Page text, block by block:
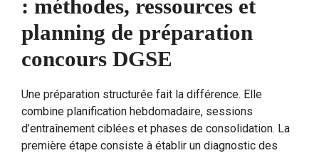
: méthodes, ressources et
planning de préparation
concours DGSE
Une préparation structurée fait la différence. Elle
combine planification hebdomadaire, sessions
d’entraînement ciblées et phases de consolidation. La
première étape consiste à établir un diagnostic des